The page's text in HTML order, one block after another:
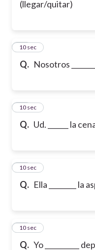
(llegar/quitar)
Q. Nosotros
15
10 sec
Q. Ud. ______ la
16
10 sec
Q. Ella ________ la
17
10 sec
Q. Yo __________
18
10 sec